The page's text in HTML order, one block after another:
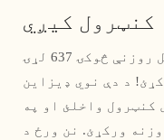
کنټرول کیږي
زموږ د عصري فیشن ملټي فنکشنل روزنې څوکۍ 637 لړۍ
د دې نوي ډیزاین
کنټرول واخلئ او په
ورکړئ. نن ورځ د